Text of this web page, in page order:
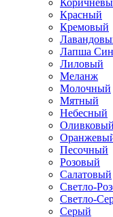
Красный
Кремовый
Лапша
Лиловый
Меланж
Молочный
Мятный
Небесный
Оливковый
Песочный
Розовый
Салатовый
Светло-
Светло-
Серый